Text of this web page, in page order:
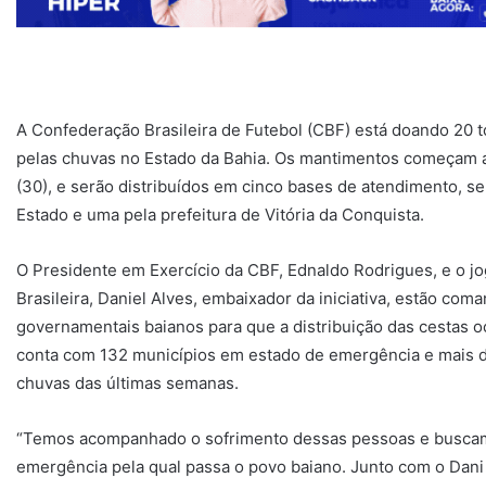
A Confederação Brasileira de Futebol (CBF) está doando 20
pelas chuvas no Estado da Bahia. Os mantimentos
(30), e serão distribuídos em cinco bases de atendimento,
Estado e uma pela prefeitura de Vitória da Conquista.
O Presidente em Exercício da CBF, Ednaldo Rodrigues, e o
Brasileira, Daniel Alves, embaixador da iniciativa, estão
governamentais baianos para que a distribuição das cestas
conta com 132 municípios em estado de emergência e
chuvas das últimas semanas.
“Temos acompanhado o sofrimento dessas pessoas e
emergência pela qual passa o povo baiano. Junto com o